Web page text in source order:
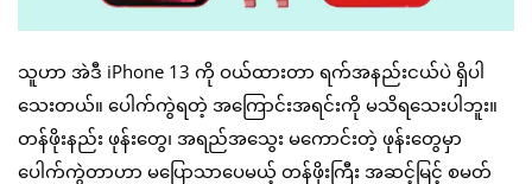
သူဟာ အဲဒီ iPhone 13 ကို ဝယ်ထားတာ ရက်အနည်းငယ်ပဲ ရှိပါ
သေးတယ်။ ပေါက်ကွဲရတဲ့ အကြောင်းအရင်းကို မသိရသေးပါဘူး။
တန်ဖိုးနည်း ဖုန်းတွေ၊ အရည်အသွေး မကောင်းတဲ့ ဖုန်းတွေမှာ
ပေါက်ကွဲတာဟာ မပြောသာပေမယ့် တန်ဖိုးကြီး အဆင့်မြင့် စမတ်